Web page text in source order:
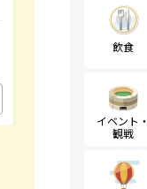
飲食
イベント・
観戦